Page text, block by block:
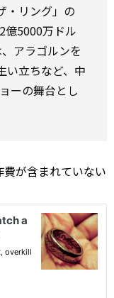
・リング」の
億5000万ドル
アラゴルンを
い立ちなど、中
ーの舞台とし
が含まれていない